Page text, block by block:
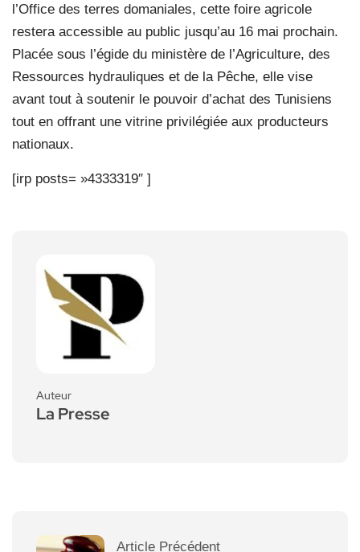
l’Office des terres domaniales, cette foire agricole
restera accessible au public jusqu’au 16 mai prochain.
Placée sous l’égide du ministère de l’Agriculture, des
Ressources hydrauliques et de la Pêche, elle vise
avant tout à soutenir le pouvoir d’achat des Tunisiens
tout en offrant une vitrine privilégiée aux producteurs
nationaux.
[irp posts= »4333319″ ]
Auteur
La Presse
Article Précédent